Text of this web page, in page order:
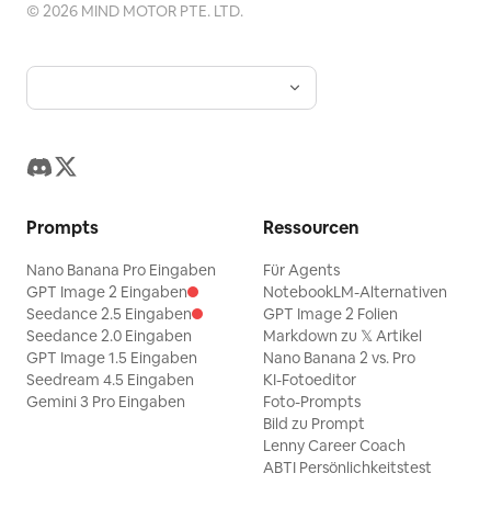
©2026 MIND MOTOR PTE. LTD.
Prompts
Nano Banana Pro Eingaben
GPT Image 2 Eingaben
Seedance 2.5 Eingaben
Seedance 2.0 Eingaben
GPT Image 1.5 Eingaben
Seedream 4.5 Eingaben
Gemini 3 Pro Eingaben
Ressourcen
Für Agents
NotebookLM-Alternativen
GPT Image 2 Folien
Markdown zu 𝕏 Artikel
Nano Banana 2 vs. Pro
KI-Fotoeditor
Foto-Prompts
Bild zu Prompt
Lenny Career Coach
ABTI Persönlichkeitstest